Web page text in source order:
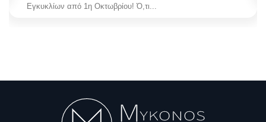
Εγκυκλίων από 1η Οκτωβρίου! Ό,τι...